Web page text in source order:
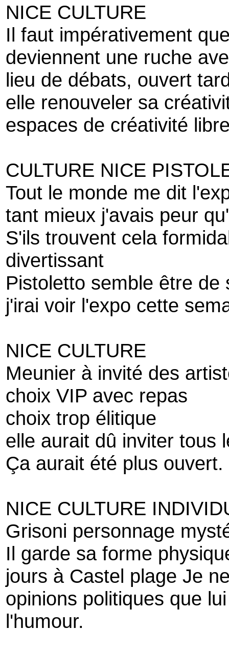
NICE CULTURE
Il faut impérativement
deviennent une ruche
lieu de débats, ouvert
elle renouveler sa
espaces de créativité
CULTURE NICE
Tout le monde me dit
tant mieux j'avais peur
S'ils trouvent cela
divertissant
Pistoletto semble être
j'irai voir l'expo cette
NICE CULTURE
Meunier à invité des
choix VIP avec repas
choix trop élitique
elle aurait dû inviter tous
Ça aurait été plus ouvert.
NICE CULTURE
Grisoni personnage
Il garde sa forme
jours à Castel plage Je
opinions politiques que
l'humour.